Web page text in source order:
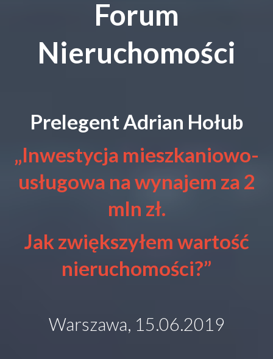
Forum
Nieruchomości
Prelegent Adrian Hołub
„Inwestycja mieszkaniowo-
usługowa na wynajem za 2
mln zł.
Jak zwiększyłem wartość
nieruchomości?”
Warszawa, 15.06.2019